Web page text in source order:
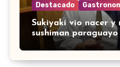
Destacado
Sukiyaki vio nacer y
sushiman paraguayo